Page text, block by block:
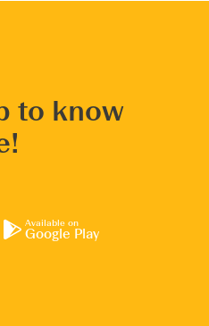
to know
Available on
Google Play